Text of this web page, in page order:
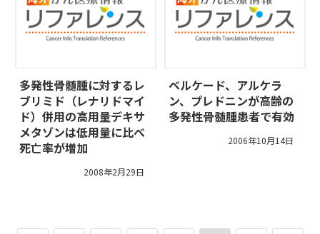
多発性骨髄腫に対するレ
ブリミド（レナリドマイ
ド）併用の高用量デキサ
メタゾンは低用量に比べ
死亡率が増加
2008年2月29日
ベルケード、アルケラ
ン、プレドニンが高齢の
多発性骨髄腫患者で有効
2006年10月14日